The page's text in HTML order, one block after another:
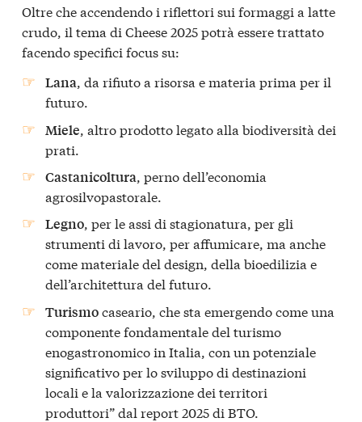
Oltre che accendendo i riflettori sui formaggi a latte
crudo, il tema di Cheese 2025 potrà essere trattato
facendo specifici focus su:
Lana, da rifiuto a risorsa e materia prima per il
futuro.
Miele, altro prodotto legato alla biodiversità dei
prati.
Castanicoltura, perno dell’economia
agrosilvopastorale.
Legno, per le assi di stagionatura, per gli
strumenti di lavoro, per affumicare, ma anche
come materiale del design, della bioedilizia e
dell’architettura del futuro.
Turismocaseario, che sta emergendo come una
componente fondamentale del turismo
enogastronomico in Italia, con un potenziale
significativo per lo sviluppo di destinazioni
locali e la valorizzazione dei territori
produttori” dal report 2025 di BTO.